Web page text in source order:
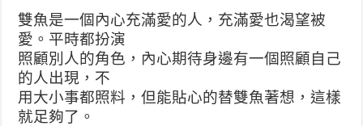
雙魚是一個內心充滿愛的人，充滿愛也渴望被
愛。平時都扮演
照顧別人的角色，內心期待身邊有一個照顧自己
的人出現，不
用大小事都照料，但能貼心的替雙魚著想，這樣
就足夠了。